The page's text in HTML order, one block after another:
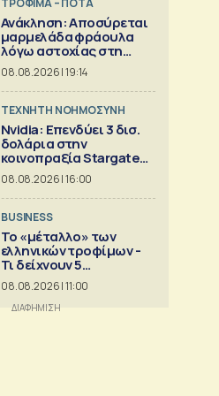
ΤΡΟΦΙΜΑ – ΠΟΤΑ
Ανάκληση: Αποσύρεται
μαρμελάδα φράουλα
λόγω αστοχίας στη
γυάλινη συσκευασία
08.08.2026 | 19:14
TΕΧΝΗΤΗ ΝΟΗΜΟΣΥΝΗ
Nvidia: Επενδύει 3 δισ.
δολάρια στην
κοινοπραξία Stargate
για κέντρα δεδομένων
08.08.2026 | 16:00
BUSINESS
Το «μέταλλο» των
ελληνικών τροφίμων -
Τι δείχνουν 5
ισολογισμοί
08.08.2026 | 11:00